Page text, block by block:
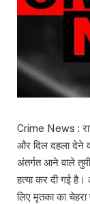
Crime News :
और दिल दहला देने
अंतर्गत आने वाले
हत्या कर दी गई
लिए मृतका का